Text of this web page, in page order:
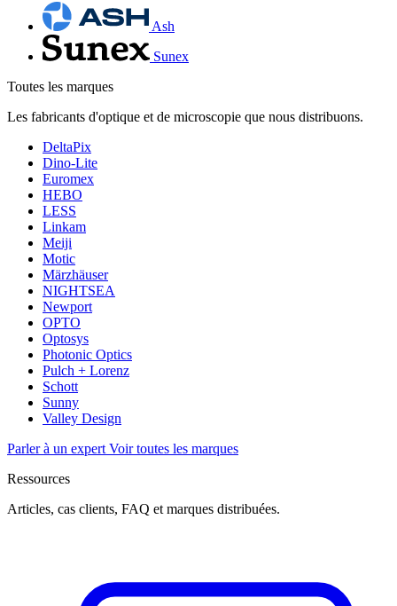
Ash
Sunex
Toutes les marques
Les fabricants d'optique et de microscopie que nous distribuons.
DeltaPix
Dino-Lite
Euromex
HEBO
LESS
Linkam
Meiji
Motic
Märzhäuser
NIGHTSEA
Newport
OPTO
Optosys
Photonic Optics
Pulch + Lorenz
Schott
Sunny
Valley Design
Parler à un expert Voir toutes les marques
Ressources
Articles, cas clients, FAQ et marques distribuées.